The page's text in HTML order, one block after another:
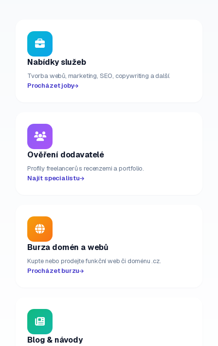
Nabídky služeb
Tvorba webů, marketing, SEO, copywriting a další.
Procházet joby
Ověření dodavatelé
Profily freelancerů s recenzemi a portfolio.
Najít specialistu
Burza domén a webů
Kupte nebo prodejte funkční web či doménu .cz.
Procházet burzu
Blog & návody